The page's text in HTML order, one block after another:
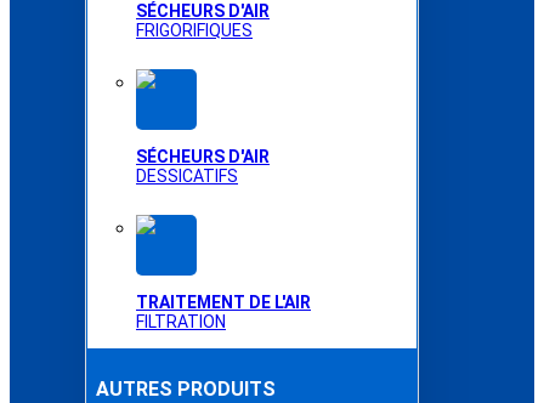
SÉCHEURS D'AIR
FRIGORIFIQUES
SÉCHEURS D'AIR
DESSICATIFS
TRAITEMENT DE L'AIR
FILTRATION
AUTRES PRODUITS